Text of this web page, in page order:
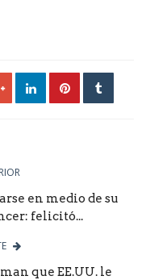
en medio de su
felicitó...
que EE.UU. le